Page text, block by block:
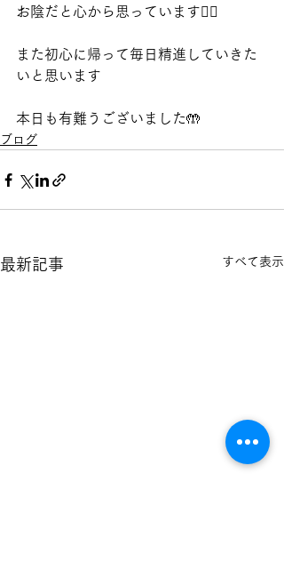
お陰だと心から思っています🙇‍♂️
また初心に帰って毎日精進していきた
いと思います
本日も有難うございました🤲
ブログ
最新記事 すべて表示